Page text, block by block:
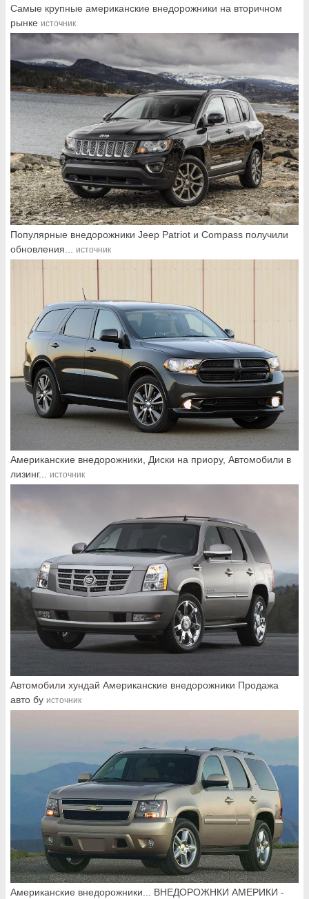
Самые крупные американские внедорожники на вторичном
рынке источник
Популярные внедорожники Jeep Patriot и Compass получили
обновления...
источник
Американские внедорожники, Диски на приору, Автомобили в
лизинг...
источник
Автомобили хундай Американские внедорожники Продажа
авто бу источник
Американские внедорожники... ВНЕДОРОЖНКИ АМЕРИКИ -